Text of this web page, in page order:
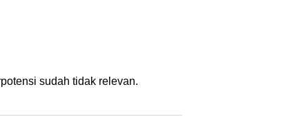
sudah tidak relevan.